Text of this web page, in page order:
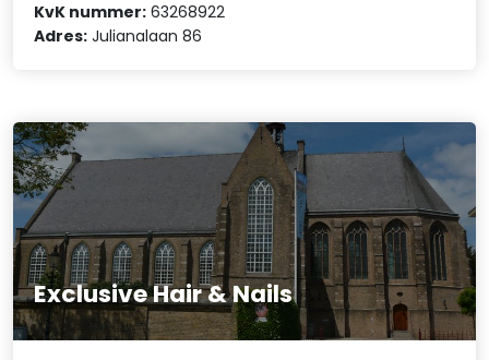
KvK nummer: 63268922
Adres: Julianalaan 86
Exclusive Hair & Nails